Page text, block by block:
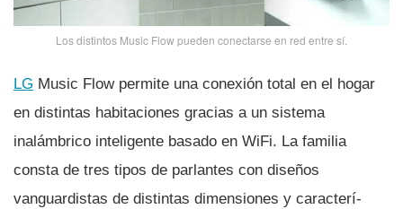
Los distintos Music Flow pueden conectarse en red entre sí­.
LG Music Flow permite una conexión total en el hogar
en distintas habitaciones gracias a un sistema
inalámbrico inteligente basado en WiFi. La familia
consta de tres tipos de parlantes con diseños
vanguardistas de distintas dimensiones y caracterí­